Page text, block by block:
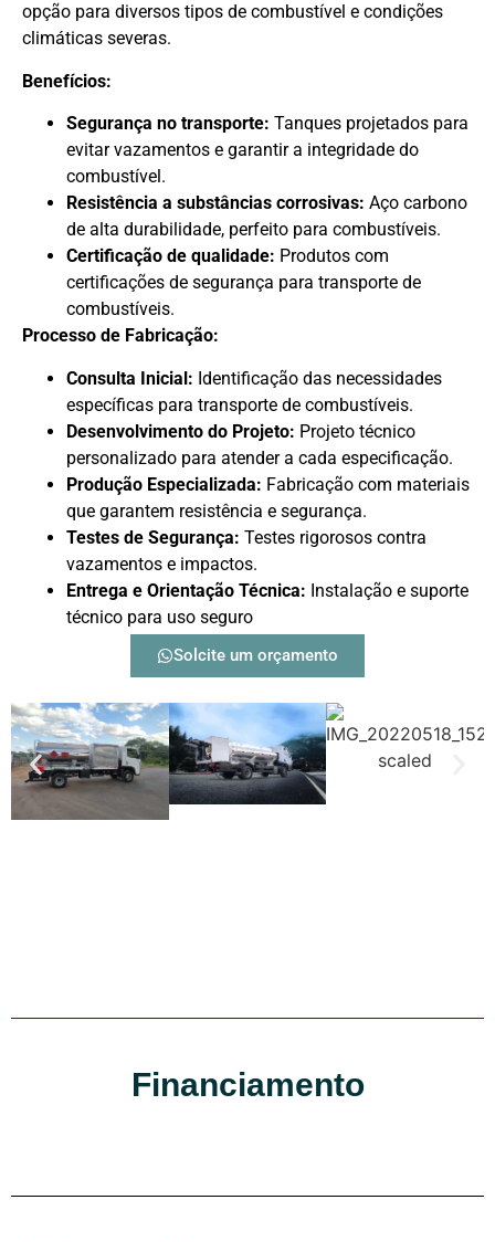
opção para diversos tipos de combustível e condições
climáticas severas.
Benefícios:
Segurança no transporte: Tanques projetados para
evitar vazamentos e garantir a integridade do
combustível.
Resistência a substâncias corrosivas: Aço carbono
de alta durabilidade, perfeito para combustíveis.
Certificação de qualidade: Produtos com
certificações de segurança para transporte de
combustíveis.
Processo de Fabricação:
Consulta Inicial: Identificação das necessidades
específicas para transporte de combustíveis.
Desenvolvimento do Projeto: Projeto técnico
personalizado para atender a cada especificação.
Produção Especializada: Fabricação com materiais
que garantem resistência e segurança.
Testes de Segurança: Testes rigorosos contra
vazamentos e impactos.
Entrega e Orientação Técnica: Instalação e suporte
técnico para uso seguro
Solcite um orçamento
Financiamento